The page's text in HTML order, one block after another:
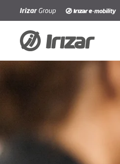
Accéder au contenu principal